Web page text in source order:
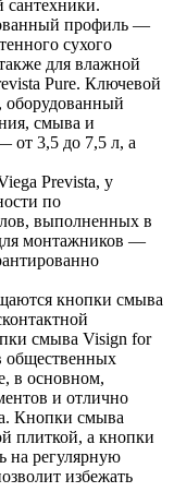
сантехники.
профиль —
сухого
для влажной
Pure. Ключевой
оборудованный
смыва и
от 3,5 до 7,5 л, а
Prevista, у
по
выполненных в
монтажников —
кнопки смыва
смыва Visign for
общественных
в основном,
и отлично
Кнопки смыва
плиткой, а кнопки
на регулярную
избежать